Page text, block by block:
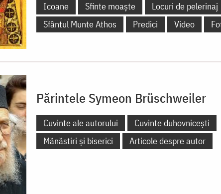
Icoane
Sfinte moaște
Locuri de pelerinaj
Sfântul Munte Athos
Predici Video
Părintele Symeon Brüschweiler
Cuvinte ale autorului
Cuvinte duhovnicești
Mănăstiri și biserici
Articole despre autor